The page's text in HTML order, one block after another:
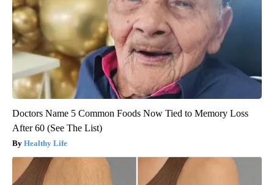
Doctors Name 5 Common Foods Now Tied to Memory Loss
After 60 (See The List)
Healthy Life